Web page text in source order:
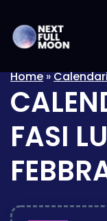
Home»
FASI